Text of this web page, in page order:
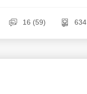
16 (59) 634